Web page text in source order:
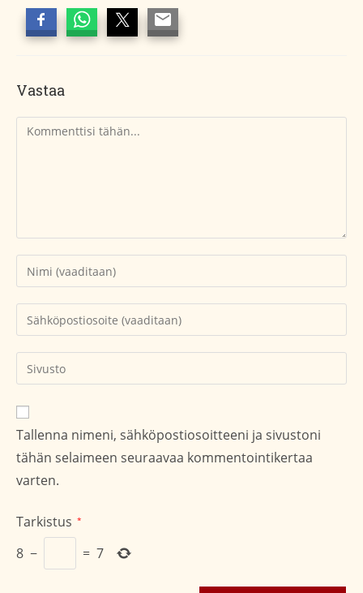
Vastaa
Kommentti
Kirjoita
nimesi
tai
käyttäjätunnuksesi
Kirjoita
sähköpostiosoitteesi
kommentoidaksesi
Kirjoita
sivustosi
verkko-
osoite/URL
(valinnainen)
Tallenna nimeni, sähköpostiosoitteeni ja sivustoni
tähän selaimeen seuraavaa kommentointikertaa
varten.
Tarkistus *
8 − = 7